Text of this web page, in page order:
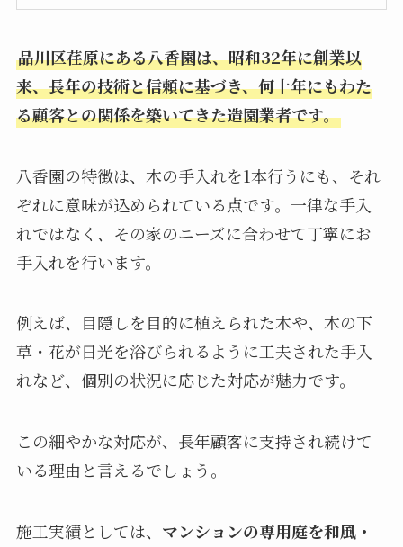
品川区荏原にある八香園は、昭和32年に創業以
来、長年の技術と信頼に基づき、何十年にもわた
る顧客との関係を築いてきた造園業者です。
八香園の特徴は、木の手入れを1本行うにも、それ
ぞれに意味が込められている点です。一律な手入
れではなく、その家のニーズに合わせて丁寧にお
手入れを行います。
例えば、目隠しを目的に植えられた木や、木の下
草・花が日光を浴びられるように工夫された手入
れなど、個別の状況に応じた対応が魅力です。
この細やかな対応が、長年顧客に支持され続けて
いる理由と言えるでしょう。
施工実績としては、 マンションの専用庭を和風・